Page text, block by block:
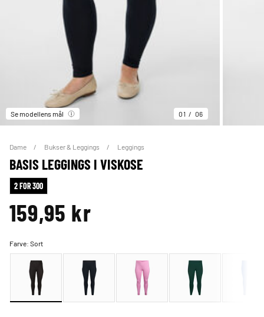
Se modellens mål 01 06
Dame Bukser & Leggings Leggings
BASIS LEGGINGS I VISKOSE
2 FOR 300
159,95 kr
Farve:Sort